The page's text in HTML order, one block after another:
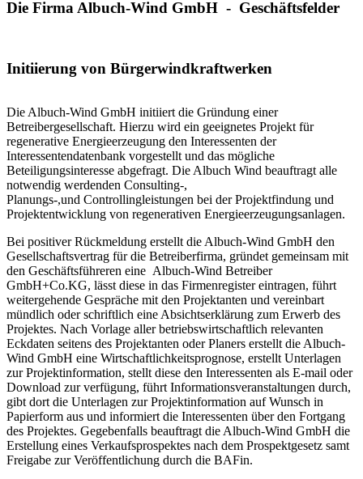
Die Firma Albuch-Wind GmbH - Geschäftsfelder
Initiierung von Bürgerwindkraftwerken
Die Albuch-Wind GmbH initiiert die Gründung einer
Betreibergesellschaft. Hierzu wird ein geeignetes Projekt für
regenerative Energieerzeugung den Interessenten der
Interessentendatenbank vorgestellt und das mögliche
Beteiligungsinteresse abgefragt. Die Albuch Wind beauftragt alle
notwendig werdenden Consulting-,
Planungs-,und Controllingleistungen bei der Projektfindung und
Projektentwicklung von regenerativen Energieerzeugungsanlagen.
Bei positiver Rückmeldung erstellt die Albuch-Wind GmbH den
Gesellschaftsvertrag für die Betreiberfirma, gründet gemeinsam mit
den Geschäftsführeren eine Albuch-Wind Betreiber
GmbH+Co.KG, lässt diese in das Firmenregister eintragen, führt
weitergehende Gespräche mit den Projektanten und vereinbart
mündlich oder schriftlich eine Absichtserklärung zum Erwerb des
Projektes. Nach Vorlage aller betriebswirtschaftlich relevanten
Eckdaten seitens des Projektanten oder Planers erstellt die Albuch-
Wind GmbH eine Wirtschaftlichkeitsprognose, erstellt Unterlagen
zur Projektinformation, stellt diese den Interessenten als E-mail oder
Download zur verfügung, führt Informationsveranstaltungen durch,
gibt dort die Unterlagen zur Projektinformation auf Wunsch in
Papierform aus und informiert die Interessenten über den Fortgang
des Projektes. Gegebenfalls beauftragt die Albuch-Wind GmbH die
Erstellung eines Verkaufsprospektes nach dem Prospektgesetz samt
Freigabe zur Veröffentlichung durch die BAFin.